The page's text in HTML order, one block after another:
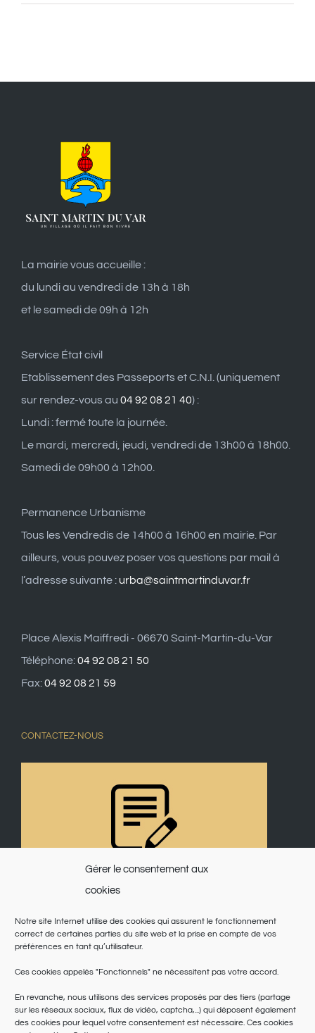
Gérer le consentement aux
cookies
Notre site Internet utilise des cookies qui assurent le fonctionnement
correct de certaines parties du site web et la prise en compte de vos
préférences en tant qu’utilisateur.
Ces cookies appelés "Fonctionnels" ne nécessitent pas votre accord.
En revanche, nous utilisons des services proposés par des tiers (partage
sur les réseaux sociaux, flux de vidéo, captcha,...) qui déposent également
des cookies pour lequel votre consentement est nécessaire. Ces cookies
La mairie vous accueille :
du lundi au vendredi de 13h à 18h
et le samedi de 09h à 12h
Service État civil
Etablissement des Passeports et C.N.I. (uniquement
sur rendez-vous au 04 92 08 21 40) :
Lundi : fermé toute la journée.
Le mardi, mercredi, jeudi, vendredi de 13h00 à 18h00.
Samedi de 09h00 à 12h00.
Permanence Urbanisme
Tous les Vendredis de 14h00 à 16h00 en mairie. Par
ailleurs, vous pouvez poser vos questions par mail à
l’adresse suivante : urba@saintmartinduvar.fr
Place Alexis Maiffredi - 06670 Saint-Martin-du-Var
Téléphone:04 92 08 21 50
Fax:04 92 08 21 59
CONTACTEZ-NOUS